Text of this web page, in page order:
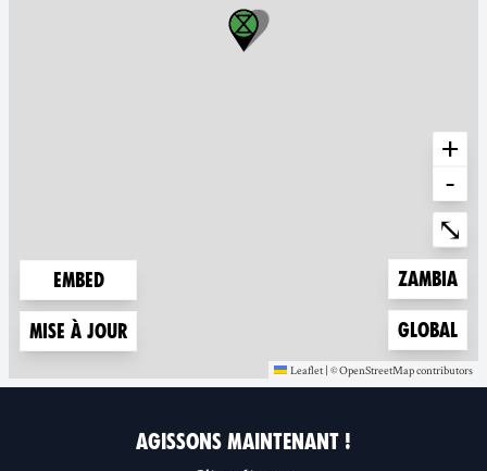
Embed
Mise à jour
+
-
⤡
Zoom to
Zambia
Zoom to
Global
Leaflet | ©OpenStreetMap
(nouvelle fenêtre)contributors
(nouvelle
AGISSONS MAINTENANT !